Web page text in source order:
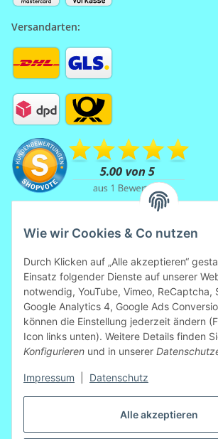
Alle akzeptieren
Wie wir Cookies & Co nutzen
Durch Klicken auf „Alle akzeptieren“
Einsatz folgender Dienste auf unserer
notwendig, YouTube, Vimeo, ReCaptcha,
Google Analytics 4, Google Ads
können die Einstellung jederzeit ändern
Icon links unten). Weitere Details finden
Konfigurieren und in unserer
Impressum Datenschutz
Versandarten:
Mitglied
"Fairness im Handel".
Informationen zur Initiative:https://
handel.de
Vertrag widerrufen